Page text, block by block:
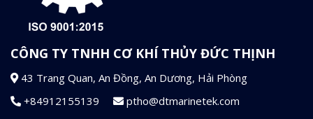
CÔNG TY TNHH CƠ KHÍ THỦY ĐỨC THỊNH
43 Trang Quan, An Đồng, An Dương, Hải Phòng
+84912155139
ptho@dtmarinetek.com